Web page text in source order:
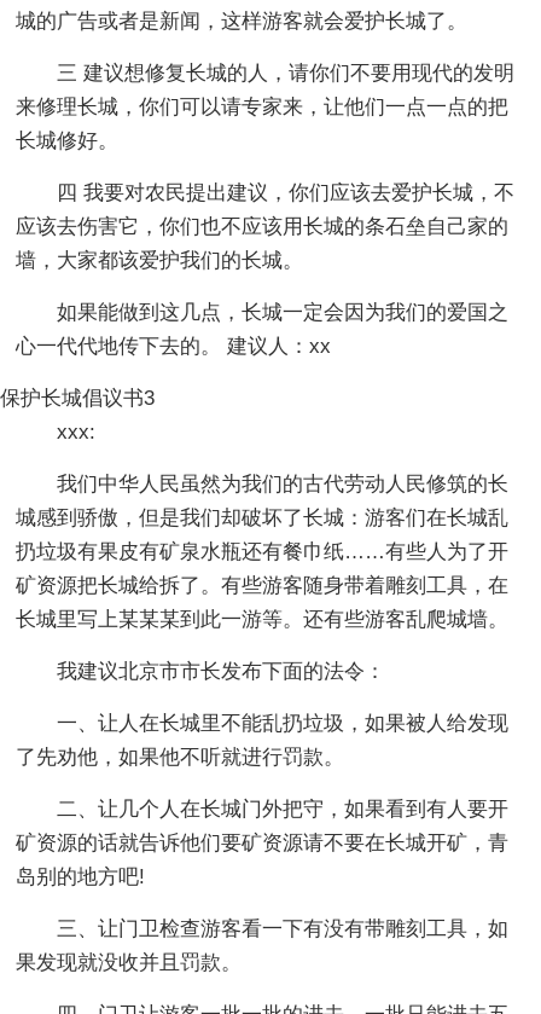
城的广告或者是新闻，这样游客就会爱护长城了。
三 建议想修复长城的人，请你们不要用现代的发明
来修理长城，你们可以请专家来，让他们一点一点的把
长城修好。
四 我要对农民提出建议，你们应该去爱护长城，不
应该去伤害它，你们也不应该用长城的条石垒自己家的
墙，大家都该爱护我们的长城。
如果能做到这几点，长城一定会因为我们的爱国之
心一代代地传下去的。 建议人：xx
保护长城倡议书3
xxx:
我们中华人民虽然为我们的古代劳动人民修筑的长
城感到骄傲，但是我们却破坏了长城：游客们在长城乱
扔垃圾有果皮有矿泉水瓶还有餐巾纸……有些人为了开
矿资源把长城给拆了。有些游客随身带着雕刻工具，在
长城里写上某某某到此一游等。还有些游客乱爬城墙。
我建议北京市市长发布下面的法令：
一、让人在长城里不能乱扔垃圾，如果被人给发现
了先劝他，如果他不听就进行罚款。
二、让几个人在长城门外把守，如果看到有人要开
矿资源的话就告诉他们要矿资源请不要在长城开矿，青
岛别的地方吧!
三、让门卫检查游客看一下有没有带雕刻工具，如
果发现就没收并且罚款。